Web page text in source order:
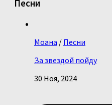
Песни
Моана / Песни
За звездой пойду
30 Ноя, 2024